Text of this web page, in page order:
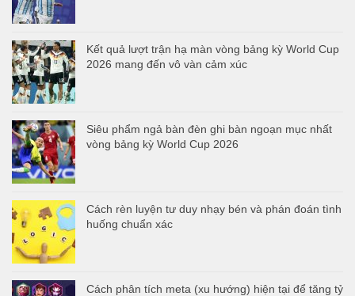
Kết quả lượt trận hạ màn vòng bảng kỳ World Cup
2026 mang đến vô vàn cảm xúc
Siêu phẩm ngả bàn đèn ghi bàn ngoạn mục nhất
vòng bảng kỳ World Cup 2026
Cách rèn luyện tư duy nhạy bén và phán đoán tình
huống chuẩn xác
Cách phân tích meta (xu hướng) hiện tại để tăng tỷ